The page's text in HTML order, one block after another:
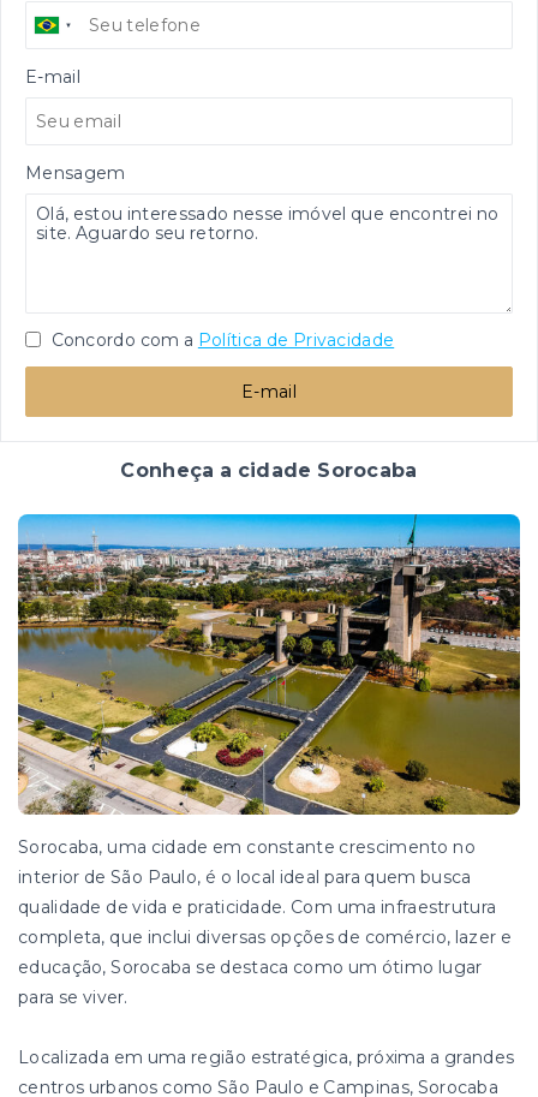
E-mail
Mensagem
Concordo com a Política de Privacidade
E-mail
Conheça a cidade Sorocaba
Sorocaba, uma cidade em constante crescimento no
interior de São Paulo, é o local ideal para quem busca
qualidade de vida e praticidade. Com uma infraestrutura
completa, que inclui diversas opções de comércio, lazer e
educação, Sorocaba se destaca como um ótimo lugar
para se viver.
Localizada em uma região estratégica, próxima a grandes
centros urbanos como São Paulo e Campinas, Sorocaba